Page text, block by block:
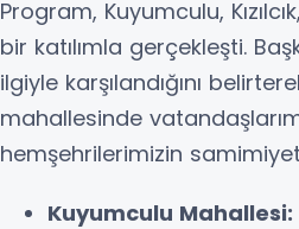
Program, Kuyumculu,
bir katılımla gerçekleşti.
ilgiyle karşılandığını
mahallesinde
hemşehrilerimizin
Kuyumculu Mahallesi: